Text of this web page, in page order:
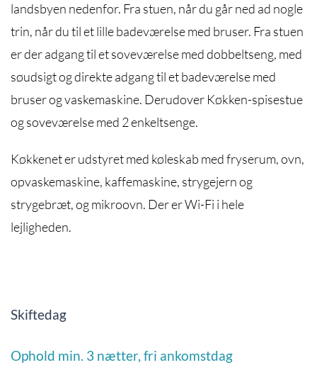
landsbyen nedenfor. Fra stuen, når du går ned ad nogle
trin, når du til et lille badeværelse med bruser. Fra stuen
er der adgang til et soveværelse med dobbeltseng, med
søudsigt og direkte adgang til et badeværelse med
bruser og vaskemaskine. Derudover Køkken-spisestue
og soveværelse med 2 enkeltsenge.
Køkkenet er udstyret med køleskab med fryserum, ovn,
opvaskemaskine, kaffemaskine, strygejern og
strygebræt, og mikroovn. Der er Wi-Fi i hele
lejligheden.
Skiftedag
Ophold min. 3 nætter, fri ankomstdag